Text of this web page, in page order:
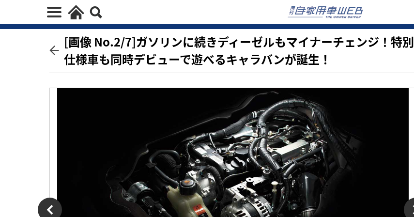
[画像 No.2/7]ガソリンに続きディーゼルもマイナーチェンジ！特別
仕様車も同時デビューで遊べるキャラバンが誕生！